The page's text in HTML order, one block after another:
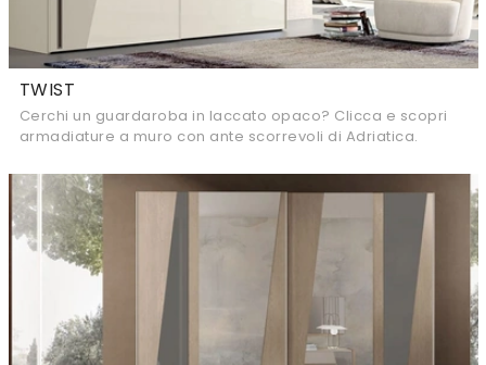
TWIST
Cerchi un guardaroba in laccato opaco? Clicca e scopri
armadiature a muro con ante scorrevoli di Adriatica.